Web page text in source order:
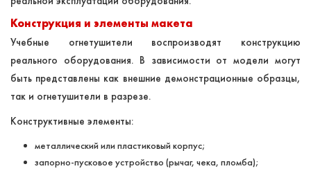
Конструкция и элементы макета
Учебные огнетушители воспроизводят конструкцию
реального оборудования. В зависимости от модели могут
быть представлены как внешние демонстрационные образцы,
так и огнетушители в разрезе.
Конструктивные элементы:
металлический или пластиковый корпус;
запорно-пусковое устройство (рычаг, чека, пломба);